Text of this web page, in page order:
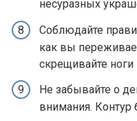
несуразных
Соблюдайте
как вы
скрещивайте ноги
Не забывайте о
внимания.